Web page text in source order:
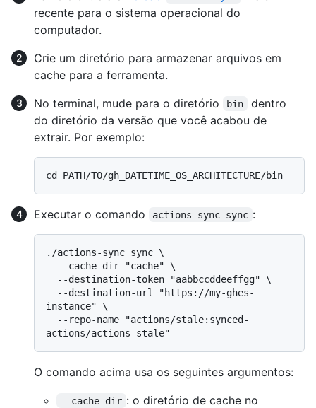
recente para o sistema operacional do
computador.
Crie um diretório para armazenar arquivos em
cache para a ferramenta.
No terminal, mude para o diretório
bin
dentro
do diretório da versão que você acabou de
extrair. Por exemplo:
Executar o comando actions-sync sync :
./actions-sync sync \
instance" \
O comando acima usa os seguintes argumentos:
--cache-dir : o diretório de cache no